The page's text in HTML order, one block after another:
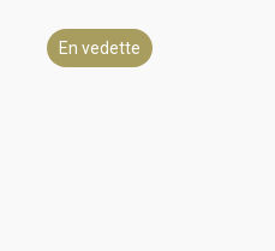
En vedette